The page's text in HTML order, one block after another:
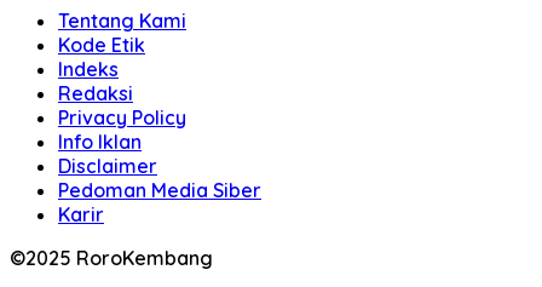
Tentang Kami
Kode Etik
Indeks
Redaksi
Privacy Policy
Info Iklan
Disclaimer
Pedoman Media Siber
Karir
©2025 RoroKembang